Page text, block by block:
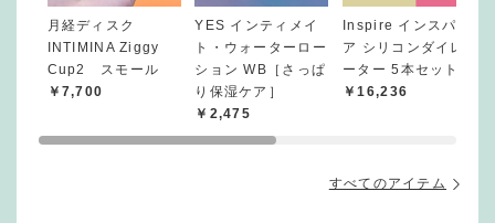
月経ディスク
INTIMINA Ziggy
Cup2 スモール
￥7,700
YES インティメイ
ト・ウォーターロー
ション WB［さっぱ
り保湿ケア］
￥2,475
Inspire インスパイ
ア シリコンダイレ
ーター 5本セット
￥16,236
すべてのアイテム